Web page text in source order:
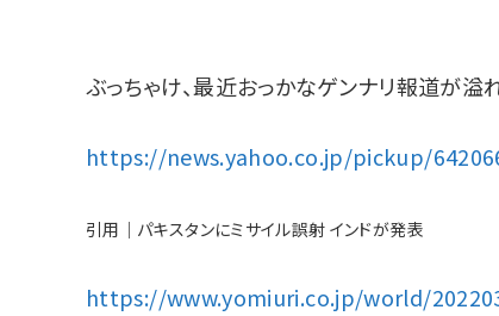
ぶっちゃけ、最近おっかなゲンナリ報道が溢
https://news.yahoo.co.jp/pickup/
引用｜パキスタンにミサイル誤射 インドが発表
https://www.yomiuri.co.jp/world/